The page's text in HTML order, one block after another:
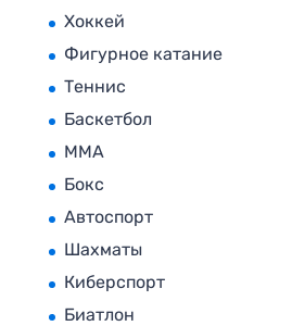
Хоккей
Фигурное катание
Теннис
Баскетбол
MMA
Бокс
Автоспорт
Шахматы
Киберспорт
Биатлон